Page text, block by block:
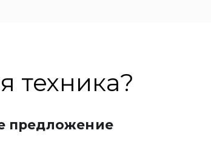
техника?
предложение